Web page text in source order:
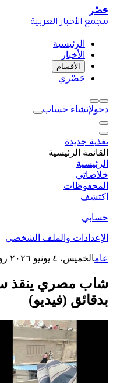
حَصْر
مجمع الأخبار العربية
الرئيسية
الأخبار
الأقسام
حَصْري
دخولإنشاء حساب
تغذية جديدة
القائمة الرئيسية
الرئيسية
خلاصاتي
المحفوظات
اكتشف
حسابي
الإعدادات والملف الشخصي
عامالخميس، ٤ يونيو ٢٠٢٦
شاب مصري ينقذ
بدقائق (فيديو)